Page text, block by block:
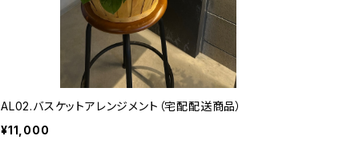
AL02.バスケットアレンジメント（宅配配送商品）
¥11,000